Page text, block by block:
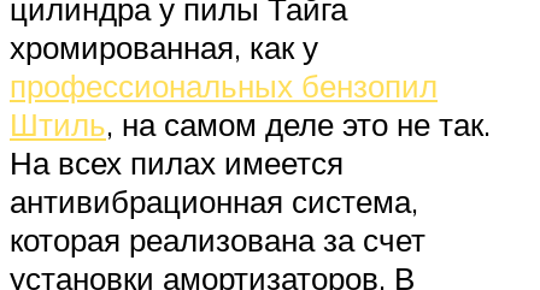
цилиндра у пилы Тайга
хромированная, как у
профессиональных бензопил
Штиль, на самом деле это не так.
На всех пилах имеется
антивибрационная система,
которая реализована за счет
установки амортизаторов. В